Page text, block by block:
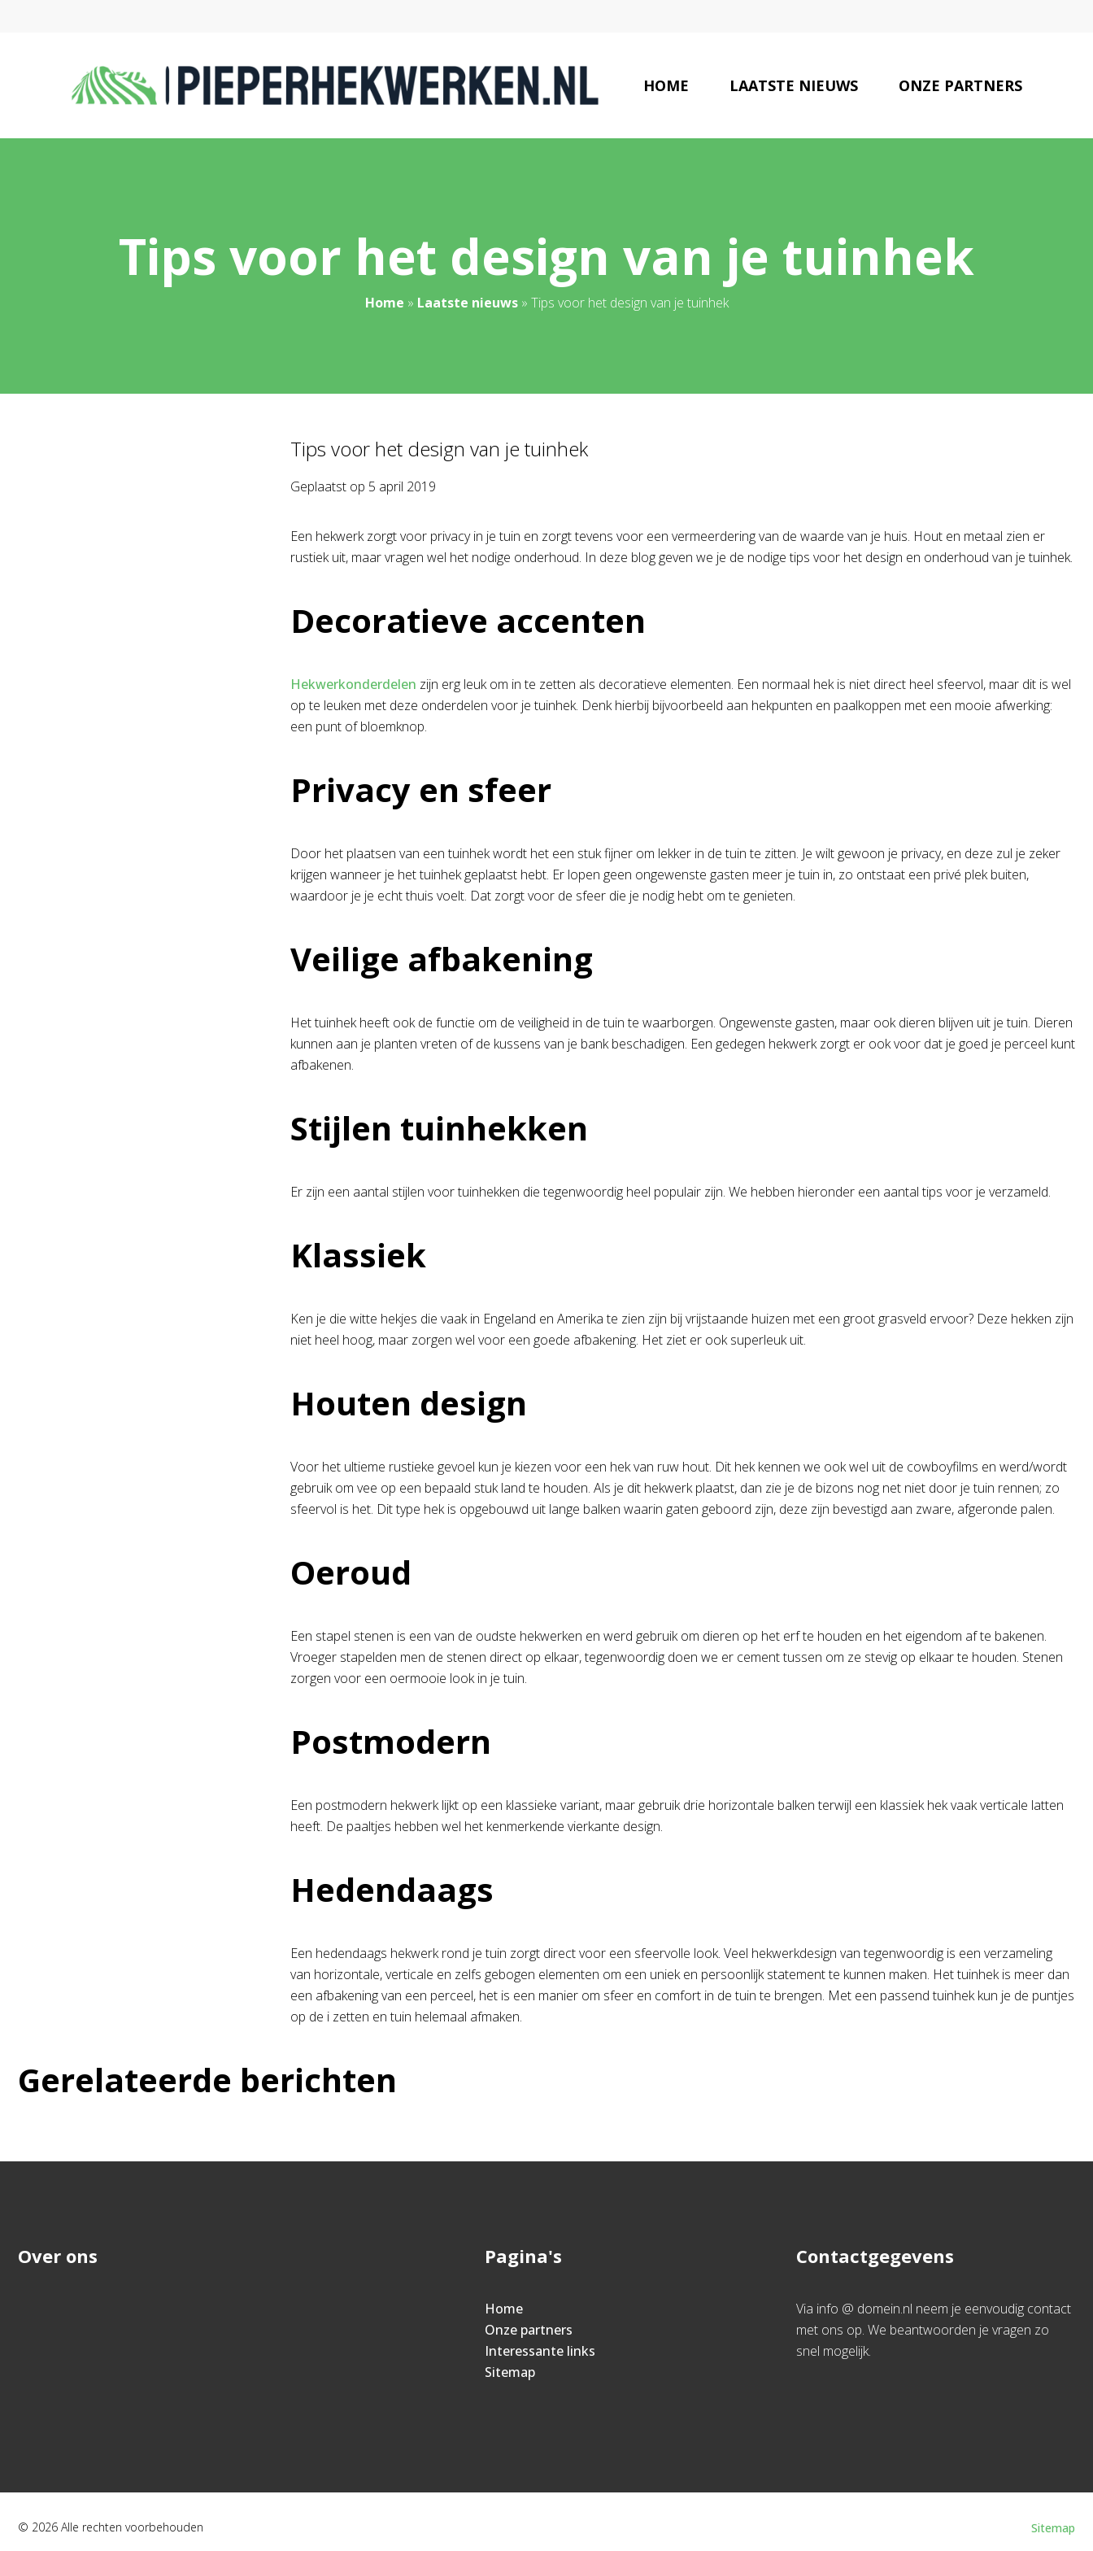
HOME LAATSTE NIEUWS ONZE PARTNERS
Tips voor het design van je tuinhek
Home » Laatste nieuws» Tips voor het design van je tuinhek
Tips voor het design van je tuinhek
Geplaatst op 5 april 2019
Een hekwerk zorgt voor privacy in je tuin en zorgt tevens voor een vermeerdering van de waarde van je huis. Hout en metaal zien er
rustiek uit, maar vragen wel het nodige onderhoud. In deze blog geven we je de nodige tips voor het design en onderhoud van je tuinhek.
Decoratieve accenten
Hekwerkonderdelen zijn erg leuk om in te zetten als decoratieve elementen. Een normaal hek is niet direct heel sfeervol, maar dit is wel
op te leuken met deze onderdelen voor je tuinhek. Denk hierbij bijvoorbeeld aan hekpunten en paalkoppen met een mooie afwerking:
een punt of bloemknop.
Privacy en sfeer
Door het plaatsen van een tuinhek wordt het een stuk fijner om lekker in de tuin te zitten. Je wilt gewoon je privacy, en deze zul je zeker
krijgen wanneer je het tuinhek geplaatst hebt. Er lopen geen ongewenste gasten meer je tuin in, zo ontstaat een privé plek buiten,
waardoor je je echt thuis voelt. Dat zorgt voor de sfeer die je nodig hebt om te genieten.
Veilige afbakening
Het tuinhek heeft ook de functie om de veiligheid in de tuin te waarborgen. Ongewenste gasten, maar ook dieren blijven uit je tuin. Dieren
kunnen aan je planten vreten of de kussens van je bank beschadigen. Een gedegen hekwerk zorgt er ook voor dat je goed je perceel kunt
afbakenen.
Stijlen tuinhekken
Er zijn een aantal stijlen voor tuinhekken die tegenwoordig heel populair zijn. We hebben hieronder een aantal tips voor je verzameld.
Klassiek
Ken je die witte hekjes die vaak in Engeland en Amerika te zien zijn bij vrijstaande huizen met een groot grasveld ervoor? Deze hekken zijn
niet heel hoog, maar zorgen wel voor een goede afbakening. Het ziet er ook superleuk uit.
Houten design
Voor het ultieme rustieke gevoel kun je kiezen voor een hek van ruw hout. Dit hek kennen we ook wel uit de cowboyfilms en werd/wordt
gebruik om vee op een bepaald stuk land te houden. Als je dit hekwerk plaatst, dan zie je de bizons nog net niet door je tuin rennen; zo
sfeervol is het. Dit type hek is opgebouwd uit lange balken waarin gaten geboord zijn, deze zijn bevestigd aan zware, afgeronde palen.
Oeroud
Een stapel stenen is een van de oudste hekwerken en werd gebruik om dieren op het erf te houden en het eigendom af te bakenen.
Vroeger stapelden men de stenen direct op elkaar, tegenwoordig doen we er cement tussen om ze stevig op elkaar te houden. Stenen
zorgen voor een oermooie look in je tuin.
Postmodern
Een postmodern hekwerk lijkt op een klassieke variant, maar gebruik drie horizontale balken terwijl een klassiek hek vaak verticale latten
heeft. De paaltjes hebben wel het kenmerkende vierkante design.
Hedendaags
Een hedendaags hekwerk rond je tuin zorgt direct voor een sfeervolle look. Veel hekwerkdesign van tegenwoordig is een verzameling
van horizontale, verticale en zelfs gebogen elementen om een uniek en persoonlijk statement te kunnen maken. Het tuinhek is meer dan
een afbakening van een perceel, het is een manier om sfeer en comfort in de tuin te brengen. Met een passend tuinhek kun je de puntjes
op de i zetten en tuin helemaal afmaken.
Gerelateerde berichten
Over ons Pagina's
Home
Onze partners
Interessante links
Sitemap
Contactgegevens
Via info @ domein.nl neem je eenvoudig contact
met ons op. We beantwoorden je vragen zo
snel mogelijk.
© 2026 Alle rechten voorbehouden Sitemap